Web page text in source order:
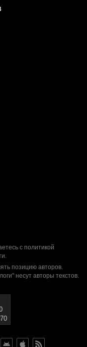
с политикой
.
позицию авторов.
несут авторы текстов.